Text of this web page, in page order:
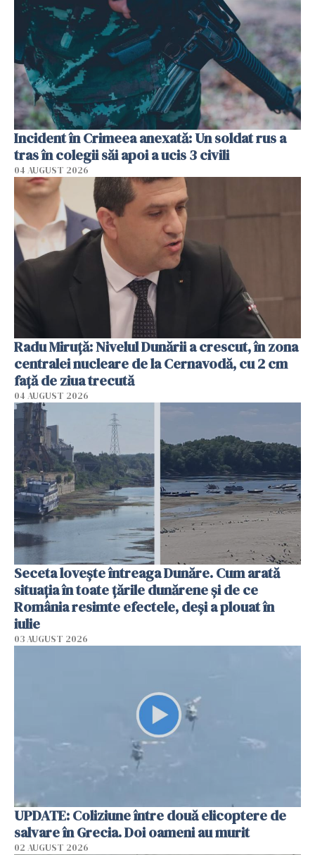
Incident în Crimeea anexată: Un soldat rus a
tras în colegii săi apoi a ucis 3 civili
04 AUGUST 2026
Radu Miruţă: Nivelul Dunării a crescut, în zona
centralei nucleare de la Cernavodă, cu 2 cm
faţă de ziua trecută
04 AUGUST 2026
Seceta lovește întreaga Dunăre. Cum arată
situația în toate țările dunărene și de ce
România resimte efectele, deși a plouat în
iulie
03 AUGUST 2026
UPDATE: Coliziune între două elicoptere de
salvare în Grecia. Doi oameni au murit
02 AUGUST 2026